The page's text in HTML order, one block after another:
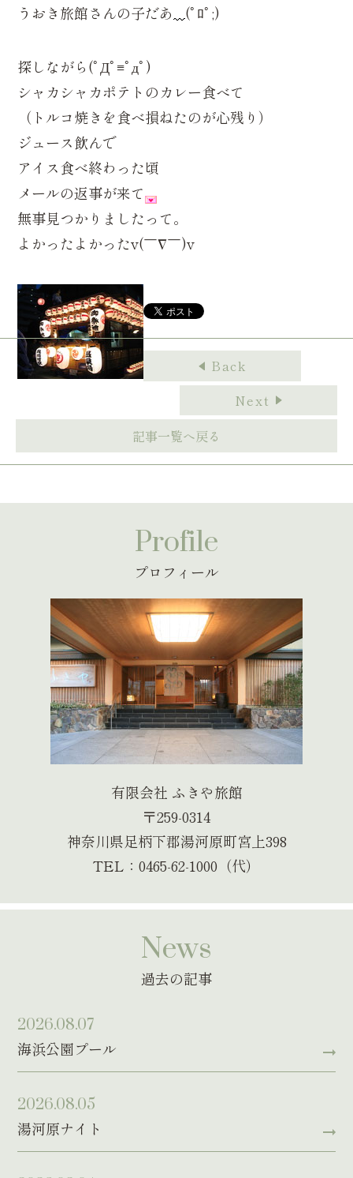
うおき旅館さんの子だあ
(ﾟﾛﾟ;)
探しながら(ﾟДﾟ≡ﾟдﾟ)
シャカシャカポテトのカレー食べて
（トルコ焼きを食べ損ねたのが心残り）
ジュース飲んで
アイス食べ終わった頃
メールの返事が来て
無事見つかりましたって。
よかったよかったv(￣∇￣)v
Back
Next
記事一覧へ戻る
Profile
プロフィール
有限会社 ふきや旅館
〒259-0314
神奈川県足柄下郡湯河原町宮上398
TEL：0465-62-1000（代）
News
過去の記事
2026.08.07
海浜公園プール
2026.08.05
湯河原ナイト